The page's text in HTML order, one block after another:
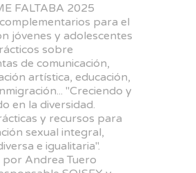
FALTABA 2025
para el
jóvenes y adolescentes
sobre
de comunicación,
artística, educación,
"Creciendo y
en la diversidad.
y recursos para
sexual integral,
e igualitaria".
Andrea Tuero